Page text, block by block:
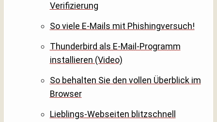
Verifizierung
So viele E-Mails mit Phishingversuch!
Thunderbird als E-Mail-Programm
installieren (Video)
So behalten Sie den vollen Überblick im
Browser
Lieblings-Webseiten blitzschnell